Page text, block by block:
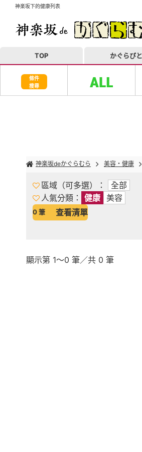
神楽坂下的健康列表
TOP かぐらびと
條件
搜尋
神楽坂deかぐらむら 美容・健康
區域（可多選）
全部
人氣分類
健康 美容
0筆 查看清單
顯示第 1～0 筆／共 0 筆